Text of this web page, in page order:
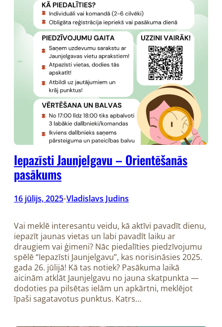
Iepazīsti Jaunjelgavu – Orientēšanās
pasākums
16 jūlijs, 2025•Vladislavs Judins
Vai meklē interesantu veidu, kā aktīvi pavadīt dienu,
iepazīt jaunas vietas un labi pavadīt laiku ar
draugiem vai ģimeni? Nāc piedalīties piedzīvojumu
spēlē “Iepazīsti Jaunjelgavu”, kas norisināsies 2025.
gada 26. jūlijā! Kā tas notiek? Pasākuma laikā
aicinām atklāt Jaunjelgavu no jauna skatpunkta —
dodoties pa pilsētas ielām un apkārtni, meklējot
īpaši sagatavotus punktus. Katrs…